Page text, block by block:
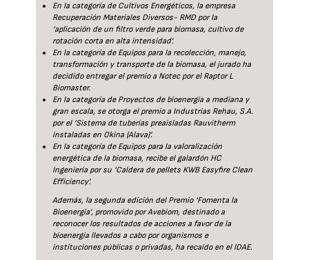
En la categoría de Cultivos Energéticos, la empresa
Recuperación Materiales Diversos- RMD por la
‘aplicación de un filtro verde para biomasa, cultivo de
rotación corta en alta intensidad’.
En la categoría de Equipos para la recolección, manejo,
transformación y transporte de la biomasa, el jurado ha
decidido entregar el premio a Notec por el Raptor L
Biomaster.
En la categoría de Proyectos de bioenergía a mediana y
gran escala, se otorga el premio a Industrias Rehau, S.A.
por el ‘Sistema de tuberías preaisladas Rauvitherm
instaladas en Okina (Alava)’.
En la categoría de Equipos para la valoralización
energética de la biomasa, recibe el galardón HC
Ingeniería por su ‘Caldera de pellets KWB Easyfire Clean
Efficiency’.
Además, la segunda edición del Premio ‘Fomenta la
Bioenergía’, promovido por Avebiom, destinado a
reconocer los resultados de acciones a favor de la
bioenergía llevados a cabo por organismos e
instituciones públicas o privadas, ha recaído en el IDAE.